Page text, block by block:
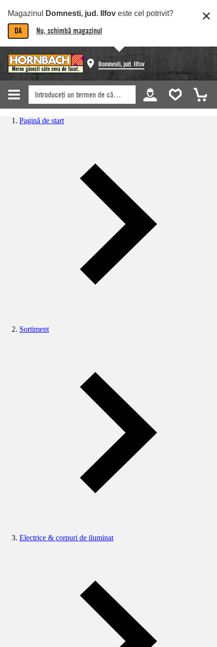
Magazinul Domnesti, jud. Ilfov este cel potrivit?
DA Nu, schimbă magazinul
Domnesti, jud. Ilfov
Pagină de start
Sortiment
Electrice & corpuri de iluminat